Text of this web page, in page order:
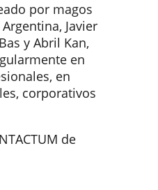
por magos
Javier
y Abril Kan,
en
en
corporativos
de